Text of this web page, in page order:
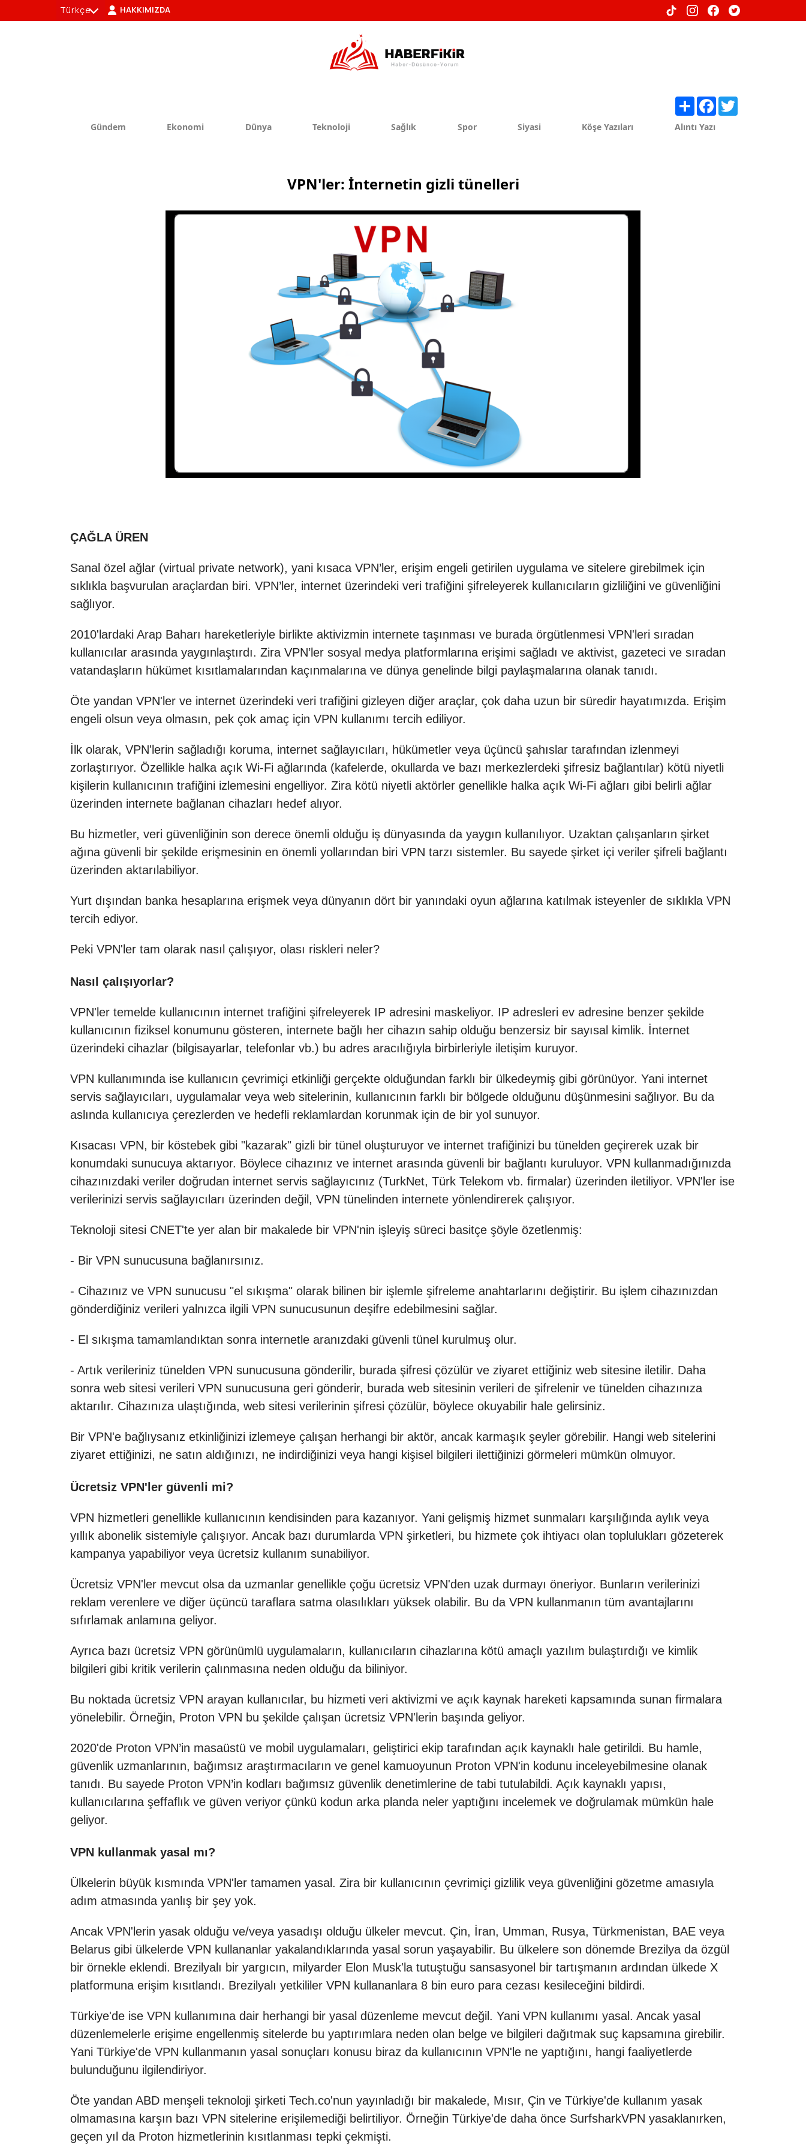
Gündem Ekonomi Dünya Teknoloji Sağlık Spor Siyasi Köşe Yazıları Alıntı Yazı
VPN'ler: İnternetin gizli tünelleri
ÇAĞLA ÜREN
Sanal özel ağlar (virtual private network), yani kısaca VPN’ler, erişim engeli getirilen uygulama ve sitelere girebilmek için
sıklıkla başvurulan araçlardan biri. VPN’ler, internet üzerindeki veri trafiğini şifreleyerek kullanıcıların gizliliğini ve güvenliğini
sağlıyor.
2010'lardaki Arap Baharı hareketleriyle birlikte aktivizmin internete taşınması ve burada örgütlenmesi VPN'leri sıradan
kullanıcılar arasında yaygınlaştırdı. Zira VPN’ler sosyal medya platformlarına erişimi sağladı ve aktivist, gazeteci ve sıradan
vatandaşların hükümet kısıtlamalarından kaçınmalarına ve dünya genelinde bilgi paylaşmalarına olanak tanıdı.
Öte yandan VPN'ler ve internet üzerindeki veri trafiğini gizleyen diğer araçlar, çok daha uzun bir süredir hayatımızda. Erişim
engeli olsun veya olmasın, pek çok amaç için VPN kullanımı tercih ediliyor.
İlk olarak, VPN'lerin sağladığı koruma, internet sağlayıcıları, hükümetler veya üçüncü şahıslar tarafından izlenmeyi
zorlaştırıyor. Özellikle halka açık Wi-Fi ağlarında (kafelerde, okullarda ve bazı merkezlerdeki şifresiz bağlantılar) kötü niyetli
kişilerin kullanıcının trafiğini izlemesini engelliyor. Zira kötü niyetli aktörler genellikle halka açık Wi-Fi ağları gibi belirli ağlar
üzerinden internete bağlanan cihazları hedef alıyor.
Bu hizmetler, veri güvenliğinin son derece önemli olduğu iş dünyasında da yaygın kullanılıyor. Uzaktan çalışanların şirket
ağına güvenli bir şekilde erişmesinin en önemli yollarından biri VPN tarzı sistemler. Bu sayede şirket içi veriler şifreli bağlantı
üzerinden aktarılabiliyor.
Yurt dışından banka hesaplarına erişmek veya dünyanın dört bir yanındaki oyun ağlarına katılmak isteyenler de sıklıkla VPN
tercih ediyor.
Peki VPN'ler tam olarak nasıl çalışıyor, olası riskleri neler?
Nasıl çalışıyorlar?
VPN'ler temelde kullanıcının internet trafiğini şifreleyerek IP adresini maskeliyor. IP adresleri ev adresine benzer şekilde
kullanıcının fiziksel konumunu gösteren, internete bağlı her cihazın sahip olduğu benzersiz bir sayısal kimlik. İnternet
üzerindeki cihazlar (bilgisayarlar, telefonlar vb.) bu adres aracılığıyla birbirleriyle iletişim kuruyor.
VPN kullanımında ise kullanıcın çevrimiçi etkinliği gerçekte olduğundan farklı bir ülkedeymiş gibi görünüyor. Yani internet
servis sağlayıcıları, uygulamalar veya web sitelerinin, kullanıcının farklı bir bölgede olduğunu düşünmesini sağlıyor. Bu da
aslında kullanıcıya çerezlerden ve hedefli reklamlardan korunmak için de bir yol sunuyor.
Kısacası VPN, bir köstebek gibi "kazarak" gizli bir tünel oluşturuyor ve internet trafiğinizi bu tünelden geçirerek uzak bir
konumdaki sunucuya aktarıyor. Böylece cihazınız ve internet arasında güvenli bir bağlantı kuruluyor. VPN kullanmadığınızda
cihazınızdaki veriler doğrudan internet servis sağlayıcınız (TurkNet, Türk Telekom vb. firmalar) üzerinden iletiliyor. VPN'ler ise
verilerinizi servis sağlayıcıları üzerinden değil, VPN tünelinden internete yönlendirerek çalışıyor.
Teknoloji sitesi CNET'te yer alan bir makalede bir VPN'nin işleyiş süreci basitçe şöyle özetlenmiş:
- Bir VPN sunucusuna bağlanırsınız.
- Cihazınız ve VPN sunucusu "el sıkışma" olarak bilinen bir işlemle şifreleme anahtarlarını değiştirir. Bu işlem cihazınızdan
gönderdiğiniz verileri yalnızca ilgili VPN sunucusunun deşifre edebilmesini sağlar.
- El sıkışma tamamlandıktan sonra internetle aranızdaki güvenli tünel kurulmuş olur.
- Artık verileriniz tünelden VPN sunucusuna gönderilir, burada şifresi çözülür ve ziyaret ettiğiniz web sitesine iletilir. Daha
sonra web sitesi verileri VPN sunucusuna geri gönderir, burada web sitesinin verileri de şifrelenir ve tünelden cihazınıza
aktarılır. Cihazınıza ulaştığında, web sitesi verilerinin şifresi çözülür, böylece okuyabilir hale gelirsiniz.
Bir VPN'e bağlıysanız etkinliğinizi izlemeye çalışan herhangi bir aktör, ancak karmaşık şeyler görebilir. Hangi web sitelerini
ziyaret ettiğinizi, ne satın aldığınızı, ne indirdiğinizi veya hangi kişisel bilgileri ilettiğinizi görmeleri mümkün olmuyor.
Ücretsiz VPN'ler güvenli mi?
VPN hizmetleri genellikle kullanıcının kendisinden para kazanıyor. Yani gelişmiş hizmet sunmaları karşılığında aylık veya
yıllık abonelik sistemiyle çalışıyor. Ancak bazı durumlarda VPN şirketleri, bu hizmete çok ihtiyacı olan toplulukları gözeterek
kampanya yapabiliyor veya ücretsiz kullanım sunabiliyor.
Ücretsiz VPN'ler mevcut olsa da uzmanlar genellikle çoğu ücretsiz VPN'den uzak durmayı öneriyor. Bunların verilerinizi
reklam verenlere ve diğer üçüncü taraflara satma olasılıkları yüksek olabilir. Bu da VPN kullanmanın tüm avantajlarını
sıfırlamak anlamına geliyor.
Ayrıca bazı ücretsiz VPN görünümlü uygulamaların, kullanıcıların cihazlarına kötü amaçlı yazılım bulaştırdığı ve kimlik
bilgileri gibi kritik verilerin çalınmasına neden olduğu da biliniyor.
Bu noktada ücretsiz VPN arayan kullanıcılar, bu hizmeti veri aktivizmi ve açık kaynak hareketi kapsamında sunan firmalara
yönelebilir. Örneğin, Proton VPN bu şekilde çalışan ücretsiz VPN'lerin başında geliyor.
2020'de Proton VPN’in masaüstü ve mobil uygulamaları, geliştirici ekip tarafından açık kaynaklı hale getirildi. Bu hamle,
güvenlik uzmanlarının, bağımsız araştırmacıların ve genel kamuoyunun Proton VPN'in kodunu inceleyebilmesine olanak
tanıdı. Bu sayede Proton VPN’in kodları bağımsız güvenlik denetimlerine de tabi tutulabildi. Açık kaynaklı yapısı,
kullanıcılarına şeffaflık ve güven veriyor çünkü kodun arka planda neler yaptığını incelemek ve doğrulamak mümkün hale
geliyor.
VPN kullanmak yasal mı?
Ülkelerin büyük kısmında VPN'ler tamamen yasal. Zira bir kullanıcının çevrimiçi gizlilik veya güvenliğini gözetme amasıyla
adım atmasında yanlış bir şey yok.
Ancak VPN'lerin yasak olduğu ve/veya yasadışı olduğu ülkeler mevcut. Çin, İran, Umman, Rusya, Türkmenistan, BAE veya
Belarus gibi ülkelerde VPN kullananlar yakalandıklarında yasal sorun yaşayabilir. Bu ülkelere son dönemde Brezilya da özgül
bir örnekle eklendi. Brezilyalı bir yargıcın, milyarder Elon Musk'la tutuştuğu sansasyonel bir tartışmanın ardından ülkede X
platformuna erişim kısıtlandı. Brezilyalı yetkililer VPN kullananlara 8 bin euro para cezası kesileceğini bildirdi.
Türkiye'de ise VPN kullanımına dair herhangi bir yasal düzenleme mevcut değil. Yani VPN kullanımı yasal. Ancak yasal
düzenlemelerle erişime engellenmiş sitelerde bu yaptırımlara neden olan belge ve bilgileri dağıtmak suç kapsamına girebilir.
Yani Türkiye'de VPN kullanmanın yasal sonuçları konusu biraz da kullanıcının VPN'le ne yaptığını, hangi faaliyetlerde
bulunduğunu ilgilendiriyor.
Öte yandan ABD menşeli teknoloji şirketi Tech.co'nun yayınladığı bir makalede, Mısır, Çin ve Türkiye'de kullanım yasak
olmamasına karşın bazı VPN sitelerine erişilemediği belirtiliyor. Örneğin Türkiye'de daha önce SurfsharkVPN yasaklanırken,
geçen yıl da Proton hizmetlerinin kısıtlanması tepki çekmişti.
Share Facebook
Türkçe
HAKKIMIZDA